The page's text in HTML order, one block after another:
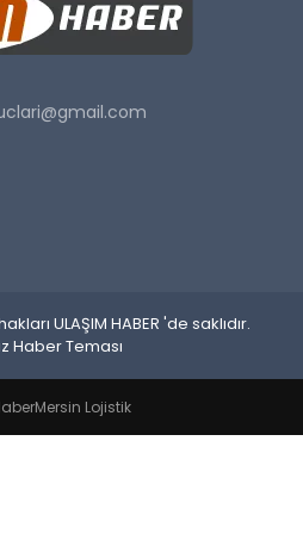
ULAŞIM HABER 'de saklıdır.
Haber Teması
Mersin Lojistik